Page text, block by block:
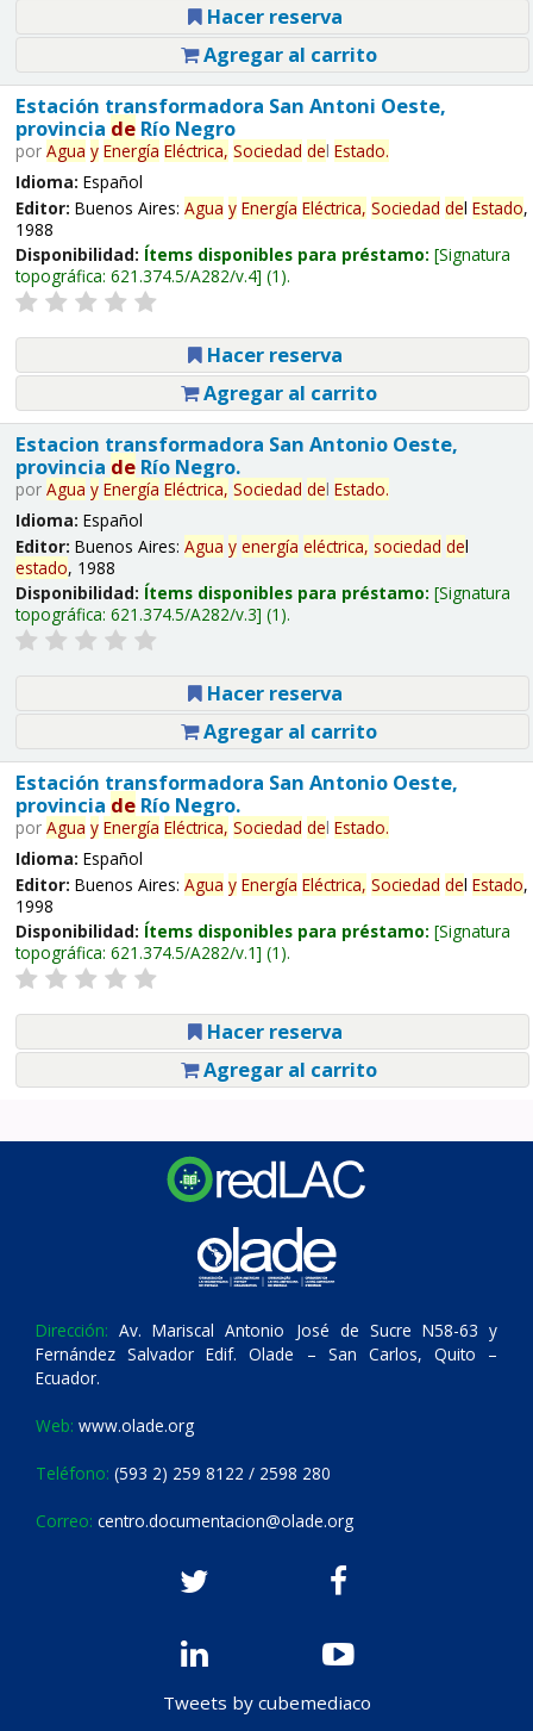
Hacer reserva
Agregar al carrito
Estación transformadora San Antoni Oeste,
provincia deRío Negro
por Agua y Energía Eléctrica, Sociedad del Estado.
Idioma: Español
Editor: Buenos Aires: Agua y Energía Eléctrica, Sociedad del Estado,
1988
Disponibilidad: Ítems disponibles para préstamo: Signatura
topográfica: 621.374.5/A282/v.4 (1).
Hacer reserva
Agregar al carrito
Estacion transformadora San Antonio Oeste,
provincia deRío Negro.
por Agua y Energía Eléctrica, Sociedad del Estado.
Idioma: Español
Editor: Buenos Aires: Agua y energía eléctrica, sociedad del
estado, 1988
Disponibilidad: Ítems disponibles para préstamo: Signatura
topográfica: 621.374.5/A282/v.3 (1).
Hacer reserva
Agregar al carrito
Estación transformadora San Antonio Oeste,
provincia deRío Negro.
por Agua y Energía Eléctrica, Sociedad del Estado.
Idioma: Español
Editor: Buenos Aires: Agua y Energía Eléctrica, Sociedad del Estado,
1998
Disponibilidad: Ítems disponibles para préstamo: Signatura
topográfica: 621.374.5/A282/v.1 (1).
Hacer reserva
Agregar al carrito
Dirección: Av. Mariscal Antonio José de Sucre N58-63 y
Fernández Salvador Edif. Olade – San Carlos, Quito –
Ecuador.
Web: www.olade.org
Teléfono: (593 2) 259 8122 / 2598 280
Correo: centro.documentacion@olade.org
Tweets by cubemediaco